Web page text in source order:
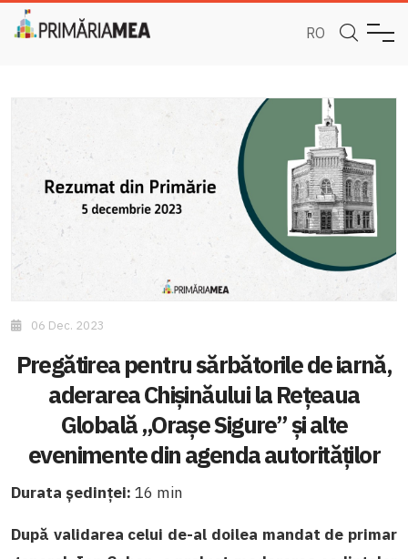
RO
06 Dec. 2023
Pregătirea pentru sărbătorile de iarnă,
aderarea Chișinăului la Rețeaua
Globală „Orașe Sigure” și alte
evenimente din agenda autorităților
Durata ședinței: 16 min
După validarea celui de-al doilea mandat de primar